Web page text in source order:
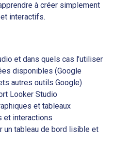
à créer simplement
interactifs.
et dans quels cas l’utiliser
disponibles (Google
autres outils Google)
Looker Studio
et tableaux
et interactions
un tableau de bord lisible et